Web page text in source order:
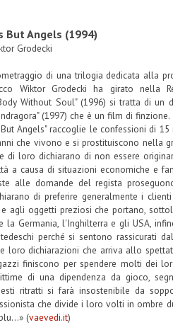
But Angels (1994)
Grodecki
di una trilogia dedicata alla
Wiktor Grodecki ha girato nella
Without Soul" (1996) si tratta di un
(1997) che è un film di finzione.
Angels" raccoglie le confessioni di
che vivono e si prostituiscono nella
di loro dichiarano di non essere
a causa di situazioni economiche e
alle domande del regista
di preferire generalmente i
agli oggetti preziosi che portano,
la Germania, l'Inghilterra e gli USA,
perché si sentono rassicurati
loro dichiarazioni che arriva allo
finiscono per spendere molti dei
di una dipendenza da gioco,
ritratti si farà insostenibile da
che divide i loro volti in ombre
(vaevedi.it)